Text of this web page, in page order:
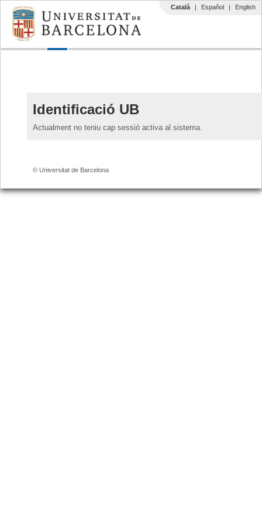
Català | Español | English
Identificació UB
Actualment no teniu cap sessió activa al sistema.
© Universitat de Barcelona